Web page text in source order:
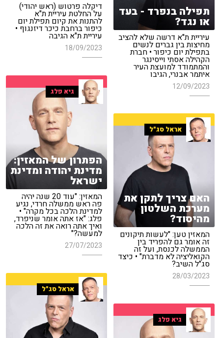
דיקלה פרטוש (ראש יהודי)
על החלטת עיריית ת"א
להתנות את קיום תפילת יום
כיפור ברחבת כיכר דיזנגוף •
עיריית ת"א הגיבה
18/09/2023
תפילה בנפרד - בעד
או נגד?
עיריית ת"א דרשה שלא להציב
מחיצות בין גברים לנשים
בתפילת יום כיפור • חברת
הקהילה אסתי וייסינגר
והמתמודד למועצת העיר
איתמר אבנרי, הגיבו
12/09/2023
גיא פלג
הפתרון של המאזין:
מדינת יהודה ומדינת
ישראל
המאזין: "עוד 20 שנה יהיה
פה ראש ממשלה חרדי, נגיע
למדינת הלכה בכל מקרה" •
פלג: "אז אתה אומר שניפרד,
ואיך אתה רואה את זה הלכה
למעשה?"
27/07/2023
אראל סג"ל
האם צריך לתקן את
מערכת השלטון
מהיסוד?
המאזין טען: "לעשות תיקונים
זה אומר גם להפריד בין
הממשלה לכנסת, ועל זה
הקואליציה לא מדברת" • כיצד
סג"ל השיב?
28/03/2023
אראל סג"ל
גיא פלג